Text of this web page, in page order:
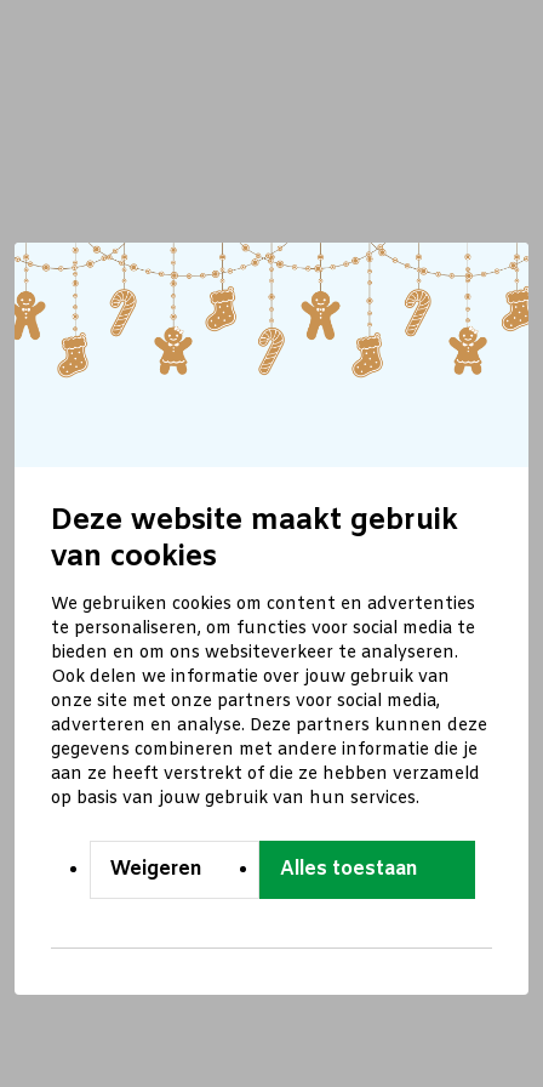
Deze website maakt gebruik
van cookies
We gebruiken cookies om content en advertenties
te personaliseren, om functies voor social media te
bieden en om ons websiteverkeer te analyseren.
Ook delen we informatie over jouw gebruik van
onze site met onze partners voor social media,
adverteren en analyse. Deze partners kunnen deze
gegevens combineren met andere informatie die je
aan ze heeft verstrekt of die ze hebben verzameld
op basis van jouw gebruik van hun services.
Weigeren Alles toestaan